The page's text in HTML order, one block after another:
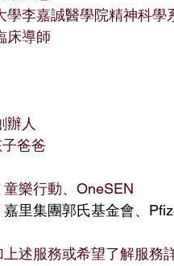
大學李嘉誠醫學院精神科學
床導師
辦人
爸爸
樂行動、OneSEN
嘉里集團郭氏基金會、
述服務或希望了解服務